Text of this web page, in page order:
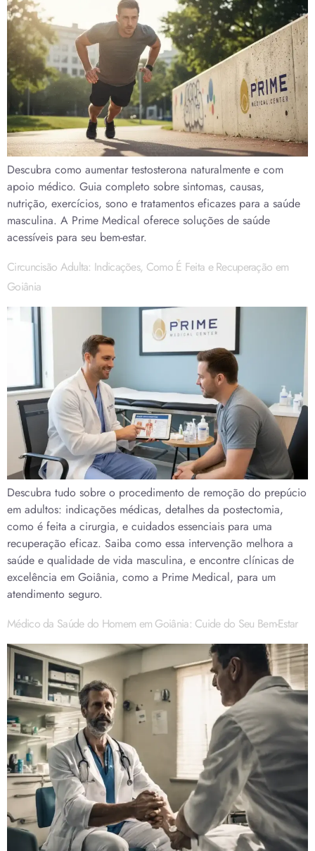
Descubra como aumentar testosterona naturalmente e com
apoio médico. Guia completo sobre sintomas, causas,
nutrição, exercícios, sono e tratamentos eficazes para a saúde
masculina. A Prime Medical oferece soluções de saúde
acessíveis para seu bem-estar.
Circuncisão Adulta: Indicações, Como É Feita e Recuperação em
Goiânia
Descubra tudo sobre o procedimento de remoção do prepúcio
em adultos: indicações médicas, detalhes da postectomia,
como é feita a cirurgia, e cuidados essenciais para uma
recuperação eficaz. Saiba como essa intervenção melhora a
saúde e qualidade de vida masculina, e encontre clínicas de
excelência em Goiânia, como a Prime Medical, para um
atendimento seguro.
Médico da Saúde do Homem em Goiânia: Cuide do Seu Bem-Estar